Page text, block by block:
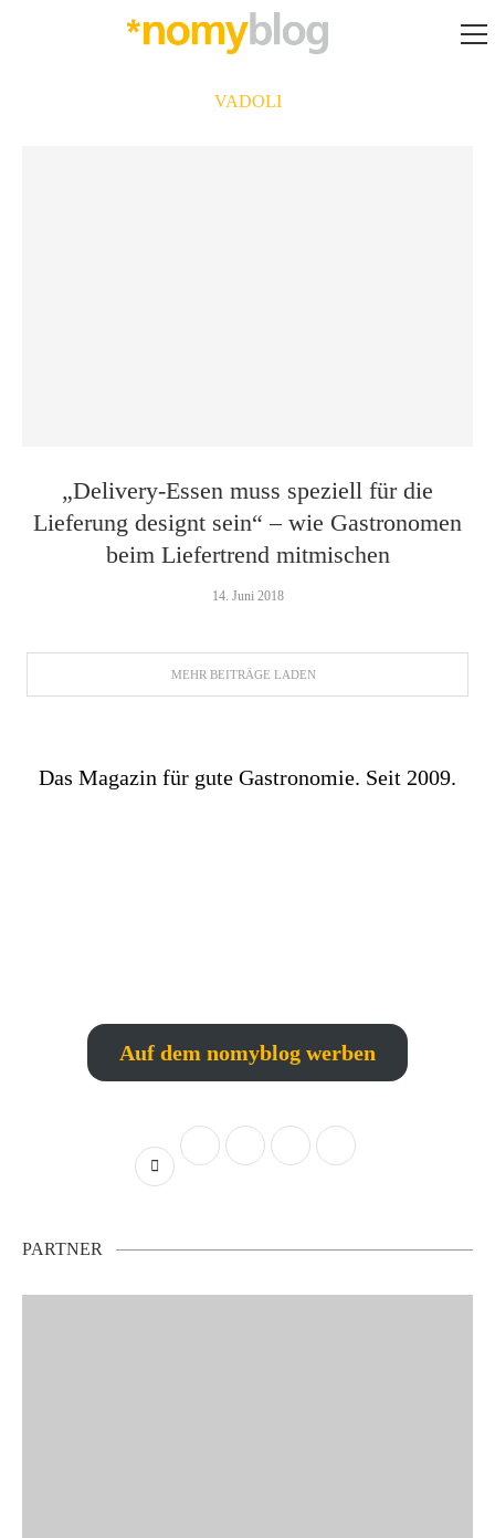
VADOLI
„Delivery-Essen muss speziell für die
Lieferung designt sein“ – wie Gastronomen
beim Liefertrend mitmischen
14. Juni 2018
MEHR BEITRÄGE LADEN
Das Magazin für gute Gastronomie. Seit 2009.
Auf dem nomyblog werben
PARTNER